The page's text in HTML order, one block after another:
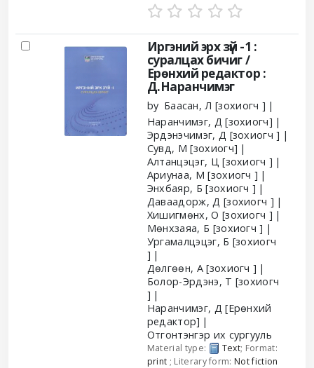
Иргэний эрх зүй -1 :
суралцах бичиг /
Ерөнхий редактор :
Д.Наранчимэг
by Баасан, Л [зохиогч ]
Наранчимэг, Д [зохиогч]
Эрдэнэчимэг, Д [зохиогч ]
Сувд, М [зохиогч]
Алтанцэцэг, Ц [зохиогч ]
Ариунаа, М [зохиогч ]
Энхбаяр, Б [зохиогч ]
Даваадорж, Д [зохиогч ]
Хишигмөнх, О [зохиогч ]
Мөнхзаяа, Б [зохиогч ]
Ургамалцэцэг, Б [зохиогч
]
Дөлгөөн, А[зохиогч ]
Болор-Эрдэнэ, Т [зохиогч
]
Наранчимэг, Д [Ерөнхий
редактор]
Отгонтэнгэр их сургууль
Material type: Text; Format:
print ; Literary form:Not fiction